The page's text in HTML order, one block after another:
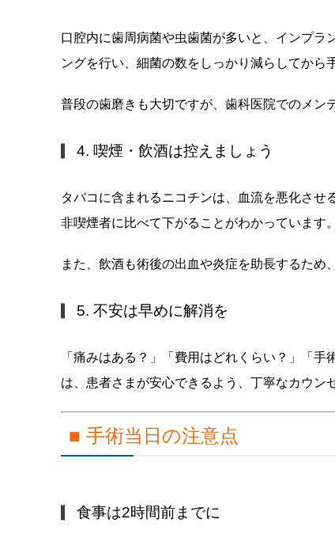
口腔内に歯周病菌や虫歯菌が多いと、インプ
ングを行い、細菌の数をしっかり減らしてから
普段の歯磨きも大切ですが、歯科医院でのメン
4. 喫煙・飲酒は控えましょう
タバコに含まれるニコチンは、血流を悪化さ
非喫煙者に比べて下がることがわかっています。
また、飲酒も術後の出血や炎症を助長するため
5. 不安は早めに解消を
「痛みはある？」「費用はどれくらい？」「
は、患者さまが安心できるよう、丁寧なカウン
■ 手術当日の注意点
食事は2時間前までに